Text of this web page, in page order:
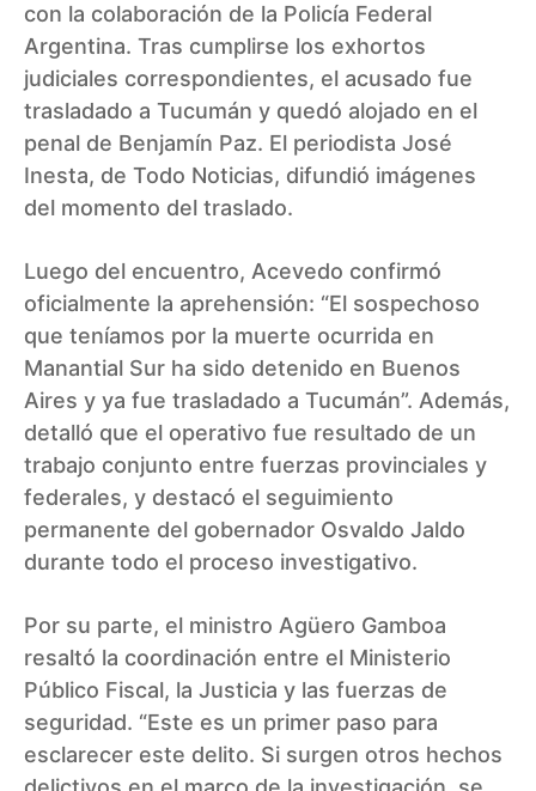
con la colaboración de la Policía Federal
Argentina. Tras cumplirse los exhortos
judiciales correspondientes, el acusado fue
trasladado a Tucumán y quedó alojado en el
penal de Benjamín Paz. El periodista José
Inesta, de Todo Noticias, difundió imágenes
del momento del traslado.
Luego del encuentro, Acevedo confirmó
oficialmente la aprehensión: “El sospechoso
que teníamos por la muerte ocurrida en
Manantial Sur ha sido detenido en Buenos
Aires y ya fue trasladado a Tucumán”. Además,
detalló que el operativo fue resultado de un
trabajo conjunto entre fuerzas provinciales y
federales, y destacó el seguimiento
permanente del gobernador Osvaldo Jaldo
durante todo el proceso investigativo.
Por su parte, el ministro Agüero Gamboa
resaltó la coordinación entre el Ministerio
Público Fiscal, la Justicia y las fuerzas de
seguridad. “Este es un primer paso para
esclarecer este delito. Si surgen otros hechos